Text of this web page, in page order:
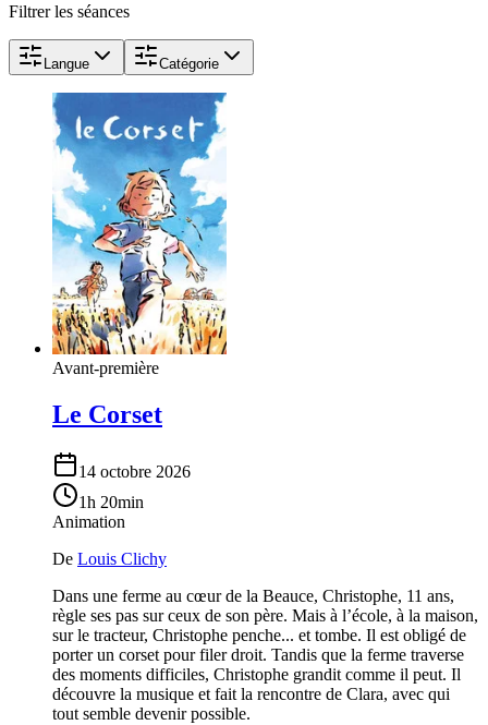
Filtrer les séances
Langue Catégorie
Avant-première
Le Corset
14 octobre 2026
1h 20min
Animation
De Louis Clichy
Dans une ferme au cœur de la Beauce, Christophe, 11 ans,
règle ses pas sur ceux de son père. Mais à l’école, à la maison,
sur le tracteur, Christophe penche... et tombe. Il est obligé de
porter un corset pour filer droit. Tandis que la ferme traverse
des moments difficiles, Christophe grandit comme il peut. Il
découvre la musique et fait la rencontre de Clara, avec qui
tout semble devenir possible.